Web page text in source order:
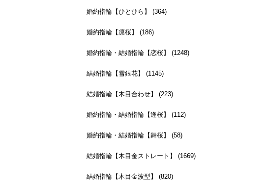
婚約指輪【ひとひら】 (364)
婚約指輪【凛桜】 (186)
婚約指輪・結婚指輪【恋桜】 (1248)
結婚指輪【雪銀花】 (1145)
結婚指輪【木目合わせ】 (223)
婚約指輪・結婚指輪【逢桜】 (112)
婚約指輪・結婚指輪【舞桜】 (58)
結婚指輪【木目金ストレート】 (1669)
結婚指輪【木目金波型】 (820)